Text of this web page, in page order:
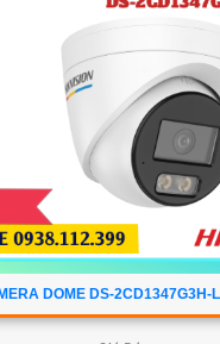
DOME DS-2CD1347G3H-